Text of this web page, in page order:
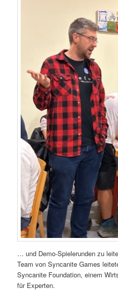
… und Demo-Spielerunden zu
Team von Syncanite Games
Syncanite Foundation, einem
für Experten.